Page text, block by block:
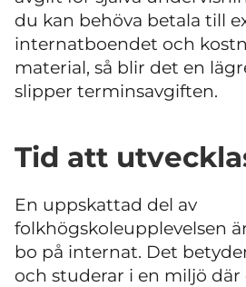
du kan behöva betala till
internatboendet och
material, så blir det en
slipper terminsavgiften.
Tid att
En uppskattad del av
folkhögskoleupplevelsen
bo på internat. Det
och studerar i en miljö där